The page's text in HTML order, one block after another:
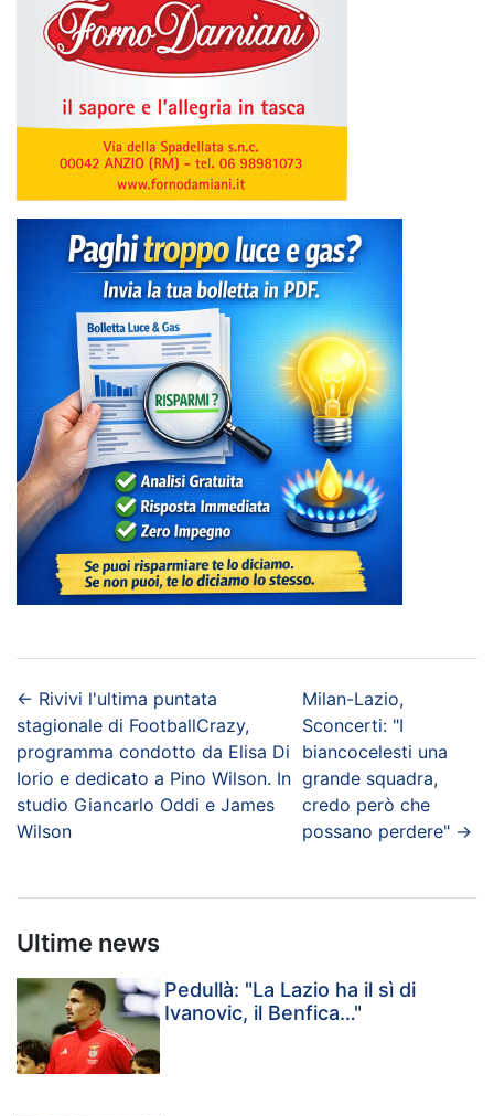
← Rivivi l'ultima puntata
stagionale di FootballCrazy,
programma condotto da Elisa Di
Iorio e dedicato a Pino Wilson. In
studio Giancarlo Oddi e James
Wilson
Milan-Lazio,
Sconcerti: "I
biancocelesti una
grande squadra,
credo però che
possano perdere" →
Ultime news
Pedullà: "La Lazio ha il sì di
Ivanovic, il Benfica…"